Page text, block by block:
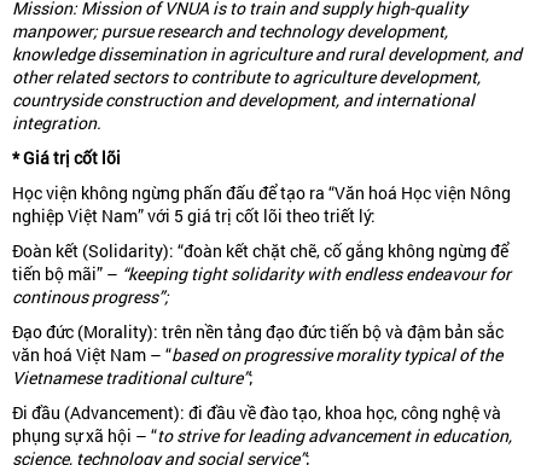
Mission: Mission of VNUA is to train and supply high-quality
manpower; pursue research and technology development,
knowledge dissemination in agriculture and rural development, and
other related sectors to contribute to agriculture development,
countryside construction and development, and international
integration.
* Giá trị cốt lõi
Học viện không ngừng phấn đấu để tạo ra “Văn hoá Học viện Nông
nghiệp Việt Nam” với 5 giá trị cốt lõi theo triết lý:
Đoàn kết (Solidarity): “đoàn kết chặt chẽ, cố gắng không ngừng để
tiến bộ mãi” – “keeping tight solidarity with endless endeavour for
continous progress”;
Đạo đức (Morality): trên nền tảng đạo đức tiến bộ và đậm bản sắc
văn hoá Việt Nam – “based on progressive morality typical of the
Vietnamese traditional culture”;
Đi đầu (Advancement): đi đầu về đào tạo, khoa học, công nghệ và
phụng sự xã hội – “to strive for leading advancement in education,
science, technology and social service”;